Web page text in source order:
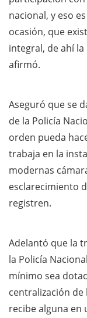
nacional, y eso
ocasión, que
integral, de ahí
afirmó.
Aseguró que se
de la Policía
orden pueda
trabaja en la
modernas
esclarecimiento
registren.
Adelantó que la
la Policía
mínimo sea
centralización de
recibe alguna en